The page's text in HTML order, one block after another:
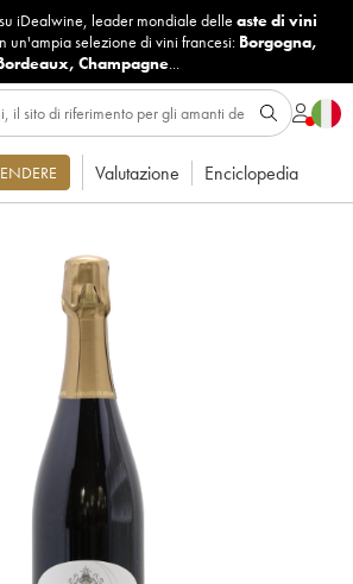
iDealwine, leader mondiale delle aste di vini
un'ampia selezione di vini francesi: Borgogna,
, Champagne...
Valutazione Enciclopedia